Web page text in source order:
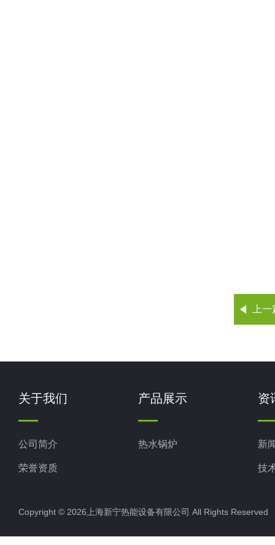
上
关于我们
公司简介
荣誉资质
产品展示
热水锅炉
资
新
技
Copyright © 2026上海新宁热能设备有限公司 All Rights